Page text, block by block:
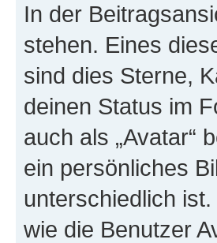
In der
stehen. Eines
sind dies Sterne,
deinen Status im
auch als „Avatar“
ein persönliches
unterschiedlich
wie die Benutzer